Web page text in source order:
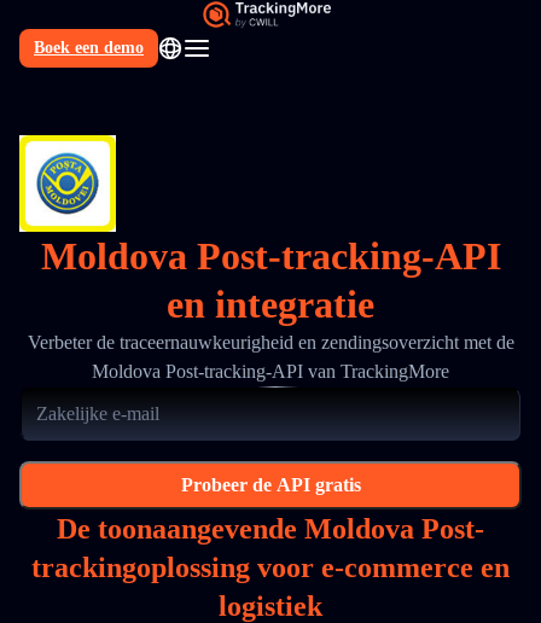
Boek een demo
Moldova Post-tracking-API
en integratie
Verbeter de traceernauwkeurigheid en zendingsoverzicht met de
Moldova Post-tracking-API van TrackingMore
Probeer de API gratis
De toonaangevende Moldova Post-
trackingoplossing voor e-commerce en
logistiek